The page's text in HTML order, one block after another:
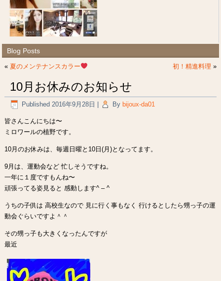
Blog Posts
« 夏のメンテナンスカラー 初！精進料理 »
10月お休みのお知らせ
Published 2016年9月28日 By bijoux-da01
皆さんこんにちは〜
ミロワールの植野です。
10月のお休みは、毎週日曜と10日(月)となってます。
9月は、運動会など 忙しそうですね。
一年に１度ですもんね〜
頑張ってる姿見ると 感動します^ – ^
うちの子供は 高校生なので 見に行く事もなく 行けるとしたら甥っ子の運
動会ぐらいですよ＾＾
その甥っ子も大きくなったんですが
最近